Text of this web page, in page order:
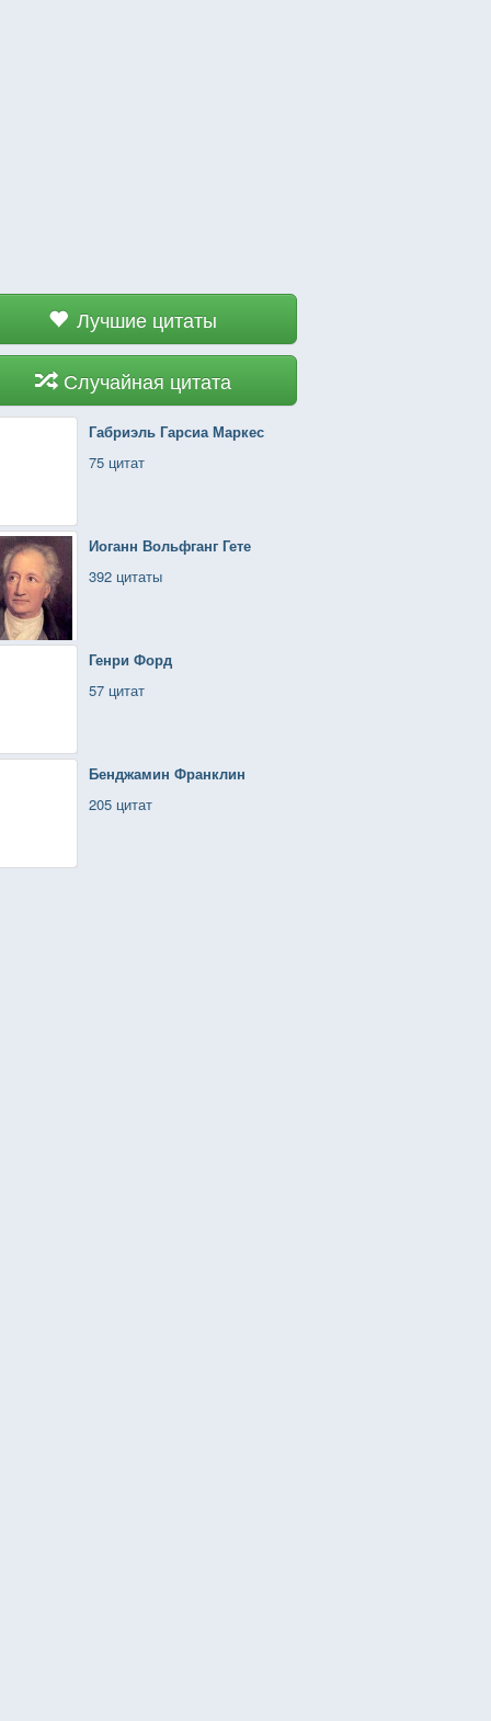
Лучшие цитаты
Случайная цитата
Габриэль Гарсиа Маркес
75 цитат
Иоганн Вольфганг Гете
392 цитаты
Генри Форд
57 цитат
Бенджамин Франклин
205 цитат